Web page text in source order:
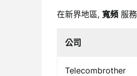
在新界地區, 寬頻 服
公司
Telecombrother